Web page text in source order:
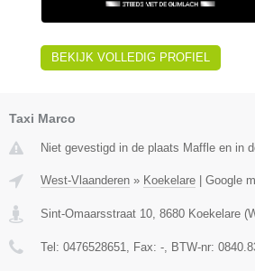
BEKIJK VOLLEDIG PROFIEL
Taxi Marco
Niet gevestigd in de plaats Maffle en in
West-Vlaanderen » Koekelare Google
Sint-Omaarsstraat 10, 8680 Koekelare (
Tel: 0476528651, Fax: -, BTW-nr: